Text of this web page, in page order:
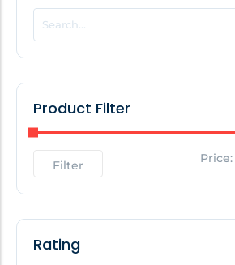
POPULAR THIS WEEK
No Posts Found!
No Posts Found!
Product Filter
Filter Price:
Rating